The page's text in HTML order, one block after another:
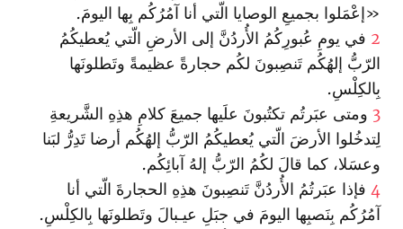
«إعْمَلوا بجميعِ الوصايا الّتي أنا آمُرُكُم بِها اليومَ.
2 في يومِ عُبورِكُمُ الأُردُنَّ إلى الأرضِ الّتي يُعطيكُمُ
الرّبُّ إلهُكُم تَنصِبونَ لكُم حجارةً عظيمةً وتَطلونَها
بِالكِلْسِ.
3 ومتى عبَرتُم تكتُبونَ علَيها جميعَ كلامِ هذِهِ الشَّريعةِ
لِتدخُلوا الأرضَ الّتي يُعطيكُمُ الرّبُّ إلهُكُم أرضا تَدِرُّ لبَنا
وعسَلا‌، كما قالَ لكُمُ الرّبُّ إلهُ آبائِكُم.
4 فإذا عبَرتُمُ الأُردُنَّ تَنصِبونَ هذِهِ الحجارةَ الّتي أنا
آمُرُكُم بِنَصبِها اليومَ في جبَلِ عيـبالَ‌ وتَطلونَها بِالكِلْسِ.